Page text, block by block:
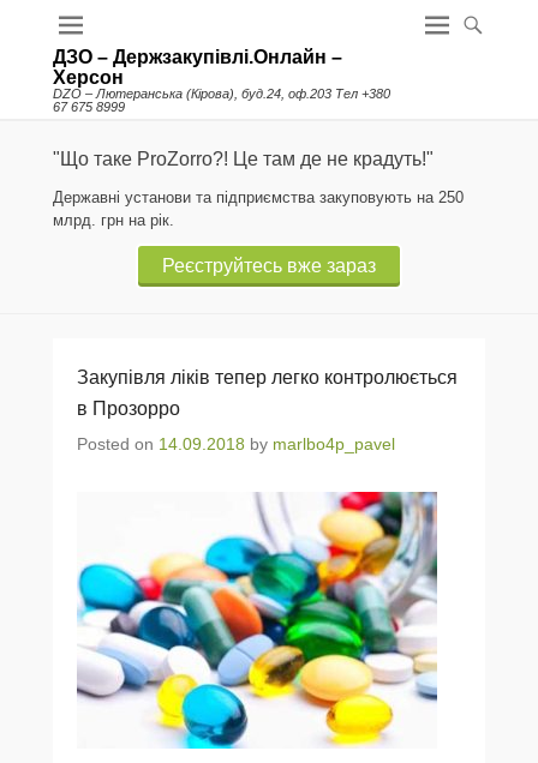
ДЗО – Держзакупівлі.Онлайн –
Херсон
DZO – Лютеранська (Кірова), буд.24, оф.203 Тел +380
67 675 8999
"Що таке ProZorro?! Це там де не крадуть!"
Державні установи та підприємства закуповують на 250
млрд. грн на рік.
Реєструйтесь вже зараз
Закупівля ліків тепер легко контролюється
в Прозорро
Posted on 14.09.2018 by marlbo4p_pavel